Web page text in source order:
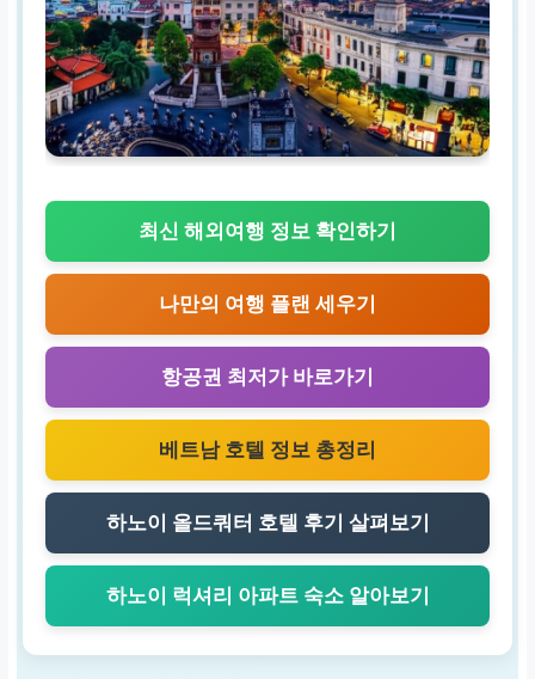
최신 해외여행 정보 확인하기
나만의 여행 플랜 세우기
항공권 최저가 바로가기
베트남 호텔 정보 총정리
하노이 올드쿼터 호텔 후기 살펴보기
하노이 럭셔리 아파트 숙소 알아보기